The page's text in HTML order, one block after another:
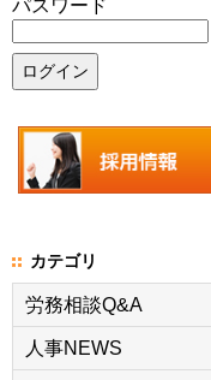
パスワード
カテゴリ
労務相談Q&A
人事NEWS